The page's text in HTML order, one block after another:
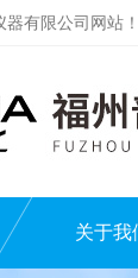
有限公司网站！
关于我